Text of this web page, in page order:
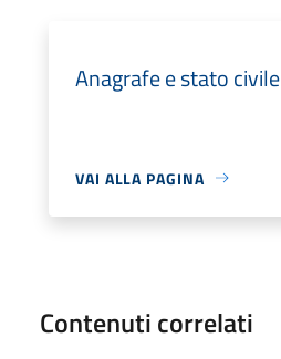
Anagrafe e stato civile
VAI ALLA PAGINA
Contenuti correlati